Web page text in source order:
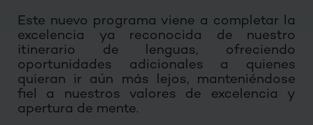
Este nuevo programa viene a completar la
excelencia ya reconocida de nuestro
itinerario de lenguas, ofreciendo
oportunidades adicionales a quienes
quieran ir aún más lejos, manteniéndose
fiel a nuestros valores de excelencia y
apertura de mente.